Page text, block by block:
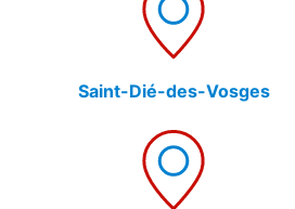
Saint-Dié-des-Vosges